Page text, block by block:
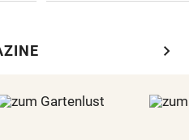
chevron_right